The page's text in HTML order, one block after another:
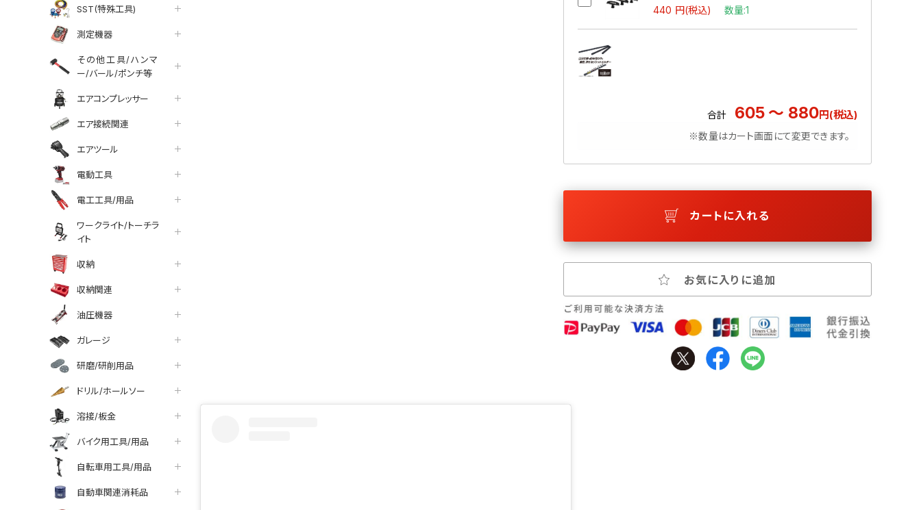
SST(特殊工具)
測定機器
その他工具/ハンマ
ー/バール/ポンチ等
エアコンプレッサー
エア接続関連
エアツール
電動工具
電工工具/用品
ワークライト/トーチラ
イト
収納
収納関連
油圧機器
ガレージ
研磨/研削用品
ドリル/ホールソー
溶接/板金
バイク用工具/用品
自転車用工具/用品
自動車関連消耗品
440 円(税込) 数量:1
合計 605 ～ 880円(税込)
※数量はカート画面にて変更できます。
カートに入れる
お気に入りに追加